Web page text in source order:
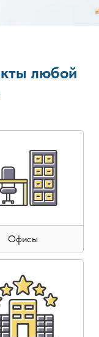
любой
Офисы